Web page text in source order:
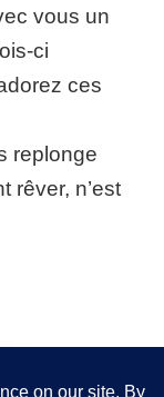
vous un
ci
ces
replonge
rêver, n’est
la meilleure